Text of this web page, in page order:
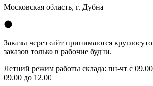
Московская область, г. Дубна
Заказы через сайт принимаются
заказов только в рабочие будни.
Летний режим работы склада: пн-чт с
09.00 до 12.00